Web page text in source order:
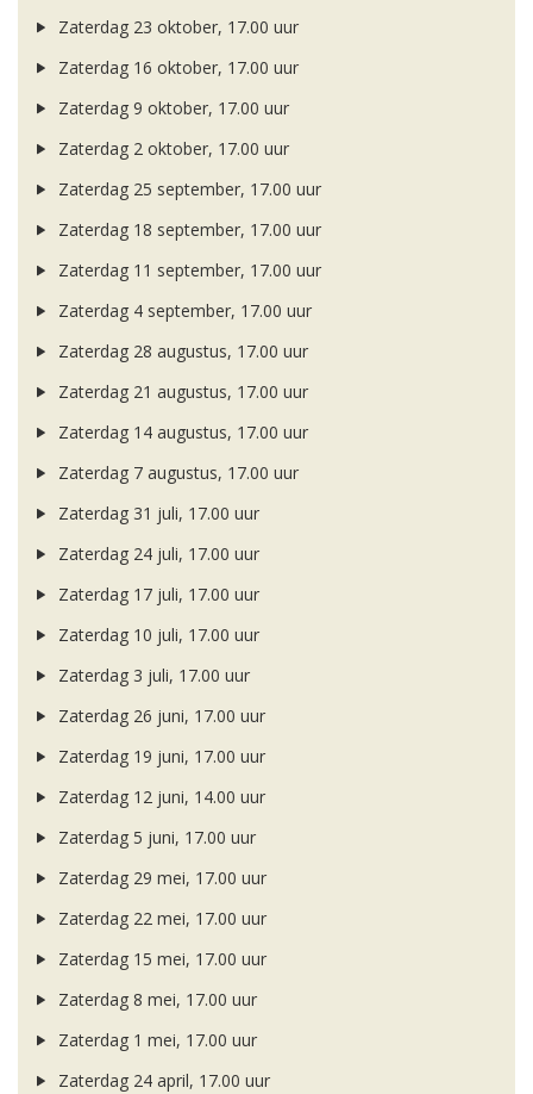
Zaterdag 23 oktober, 17.00 uur
Zaterdag 16 oktober, 17.00 uur
Zaterdag 9 oktober, 17.00 uur
Zaterdag 2 oktober, 17.00 uur
Zaterdag 25 september, 17.00 uur
Zaterdag 18 september, 17.00 uur
Zaterdag 11 september, 17.00 uur
Zaterdag 4 september, 17.00 uur
Zaterdag 28 augustus, 17.00 uur
Zaterdag 21 augustus, 17.00 uur
Zaterdag 14 augustus, 17.00 uur
Zaterdag 7 augustus, 17.00 uur
Zaterdag 31 juli, 17.00 uur
Zaterdag 24 juli, 17.00 uur
Zaterdag 17 juli, 17.00 uur
Zaterdag 10 juli, 17.00 uur
Zaterdag 3 juli, 17.00 uur
Zaterdag 26 juni, 17.00 uur
Zaterdag 19 juni, 17.00 uur
Zaterdag 12 juni, 14.00 uur
Zaterdag 5 juni, 17.00 uur
Zaterdag 29 mei, 17.00 uur
Zaterdag 22 mei, 17.00 uur
Zaterdag 15 mei, 17.00 uur
Zaterdag 8 mei, 17.00 uur
Zaterdag 1 mei, 17.00 uur
Zaterdag 24 april, 17.00 uur